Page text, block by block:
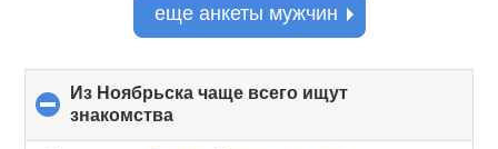
еще анкеты мужчин
Из Ноябрьска чаще всего ищут
знакомства
to